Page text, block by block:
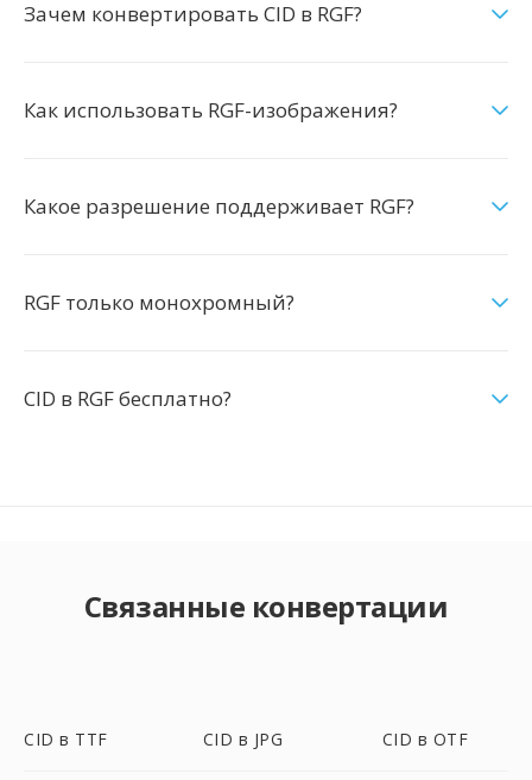
Зачем конвертировать CID в RGF?
Как использовать RGF-изображения?
Какое разрешение поддерживает RGF?
RGF только монохромный?
CID в RGF бесплатно?
Связанные конвертации
CID в TTF CID в JPG CID в OTF